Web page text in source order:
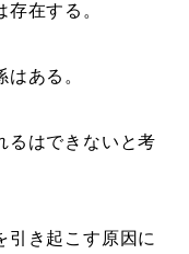
在する。
ある。
るはできないと考
引き起こす原因に